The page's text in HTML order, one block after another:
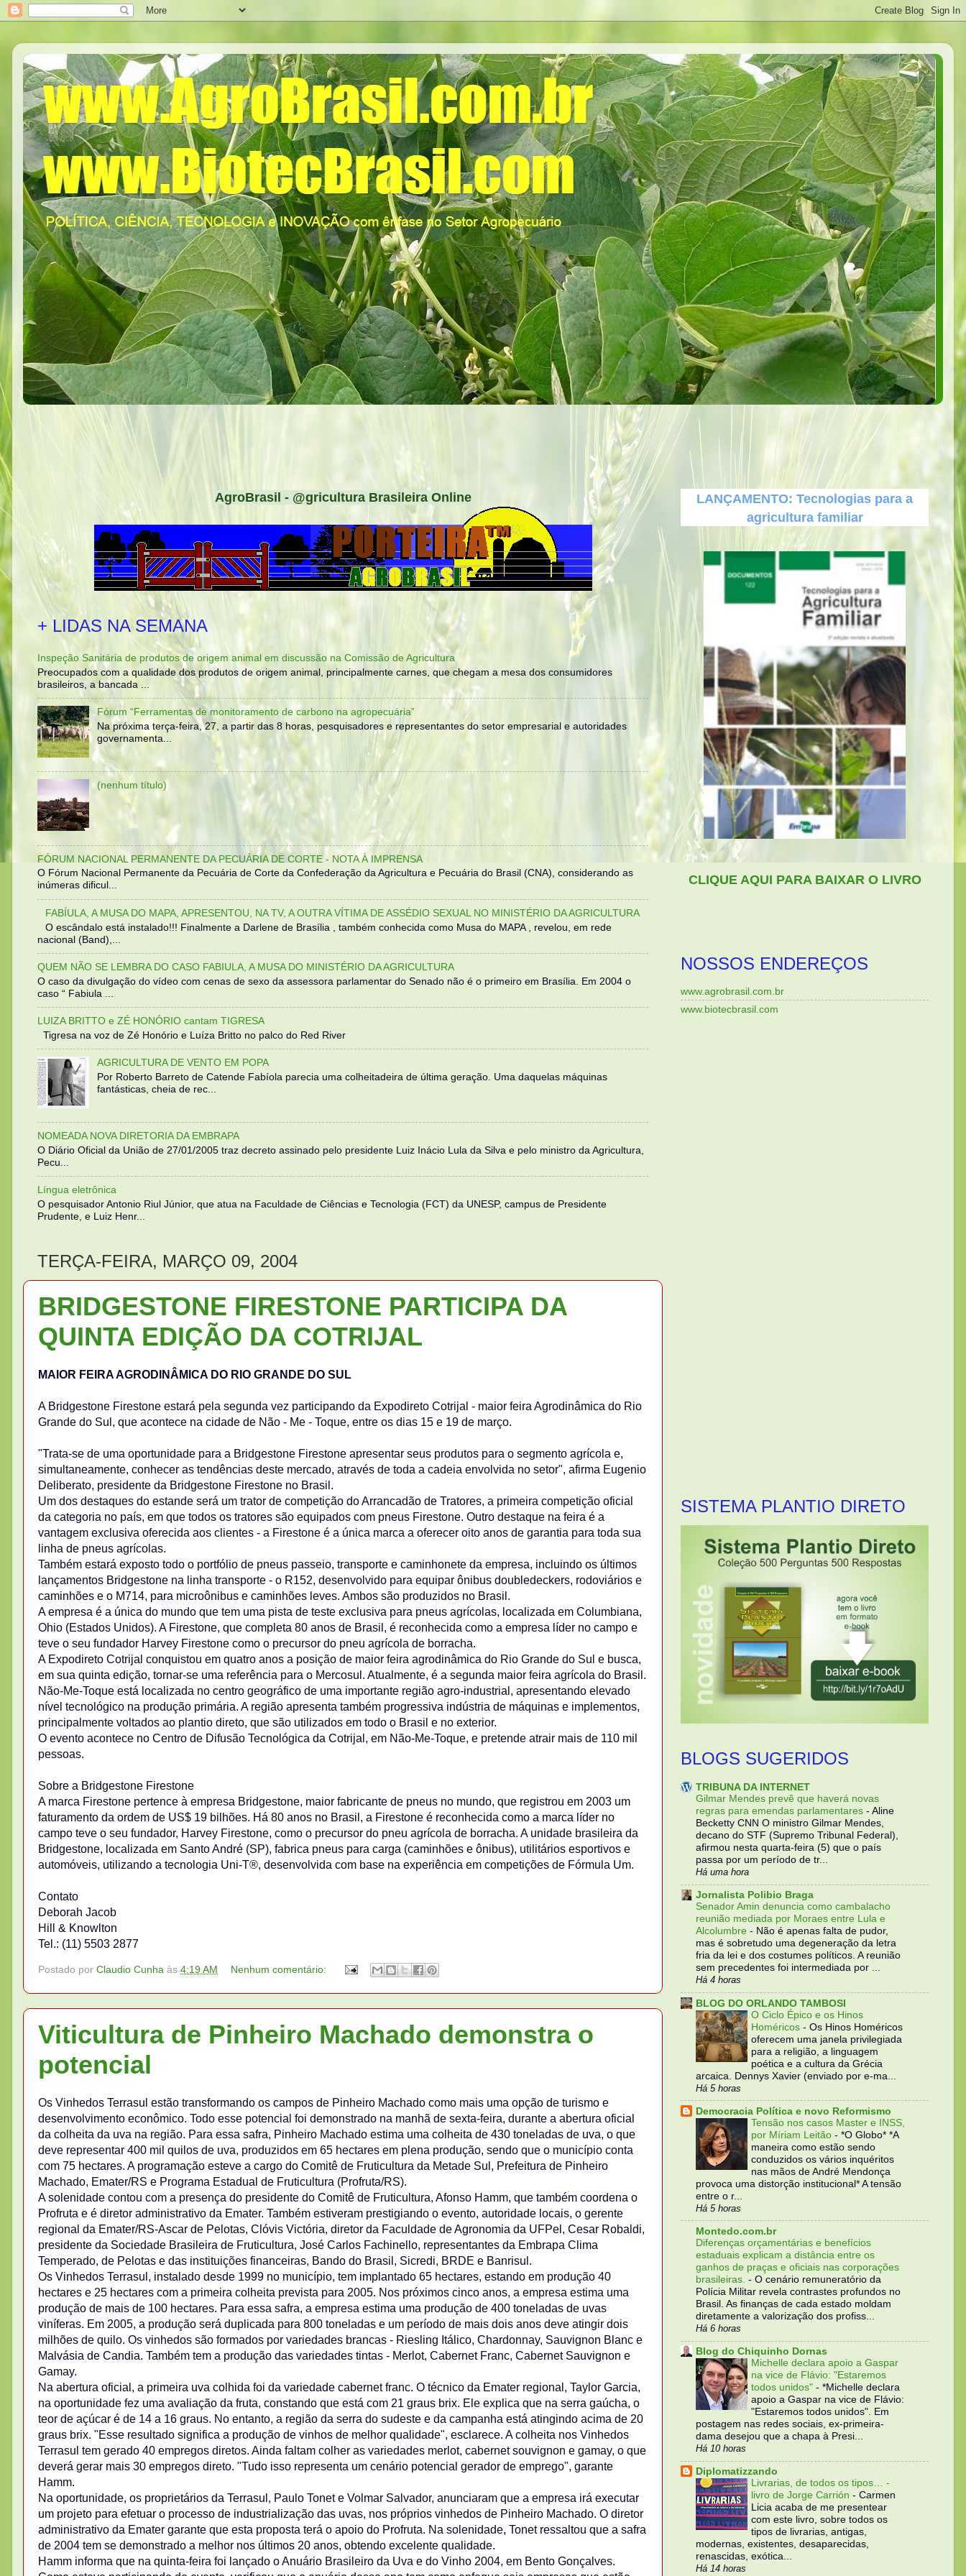
AgroBrasil - @gricultura Brasileira Online
+ LIDAS NA SEMANA
Inspeção Sanitária de produtos de origem animal em discussão na Comissão de Agricultura
Preocupados com a qualidade dos produtos de origem animal, principalmente carnes, que chegam a mesa dos consumidores
brasileiros, a bancada ...
Fórum “Ferramentas de monitoramento de carbono na agropecuária”
Na próxima terça-feira, 27, a partir das 8 horas, pesquisadores e representantes do setor empresarial e autoridades
governamenta...
(nenhum título)
FÓRUM NACIONAL PERMANENTE DA PECUÁRIA DE CORTE - NOTA À IMPRENSA
O Fórum Nacional Permanente da Pecuária de Corte da Confederação da Agricultura e Pecuária do Brasil (CNA), considerando as
inúmeras dificul...
FABÍULA, A MUSA DO MAPA, APRESENTOU, NA TV, A OUTRA VÍTIMA DE ASSÉDIO SEXUAL NO MINISTÉRIO DA AGRICULTURA
O escândalo está instalado!!! Finalmente a Darlene de Brasília , também conhecida como Musa do MAPA , revelou, em rede
nacional (Band),...
QUEM NÃO SE LEMBRA DO CASO FABIULA, A MUSA DO MINISTÉRIO DA AGRICULTURA
O caso da divulgação do vídeo com cenas de sexo da assessora parlamentar do Senado não é o primeiro em Brasília. Em 2004 o
caso “ Fabiula ...
LUIZA BRITTO e ZÉ HONÓRIO cantam TIGRESA
Tigresa na voz de Zé Honório e Luíza Britto no palco do Red River
AGRICULTURA DE VENTO EM POPA
Por Roberto Barreto de Catende Fabíola parecia uma colheitadeira de última geração. Uma daquelas máquinas
fantásticas, cheia de rec...
NOMEADA NOVA DIRETORIA DA EMBRAPA
O Diário Oficial da União de 27/01/2005 traz decreto assinado pelo presidente Luiz Inácio Lula da Silva e pelo ministro da Agricultura,
Pecu...
Língua eletrônica
O pesquisador Antonio Riul Júnior, que atua na Faculdade de Ciências e Tecnologia (FCT) da UNESP, campus de Presidente
Prudente, e Luiz Henr...
TERÇA-FEIRA, MARÇO 09, 2004
BRIDGESTONE FIRESTONE PARTICIPA DA
QUINTA EDIÇÃO DA COTRIJAL
MAIOR FEIRA AGRODINÂMICA DO RIO GRANDE DO SUL
A Bridgestone Firestone estará pela segunda vez participando da Expodireto Cotrijal - maior feira Agrodinâmica do Rio
Grande do Sul, que acontece na cidade de Não - Me - Toque, entre os dias 15 e 19 de março.
"Trata-se de uma oportunidade para a Bridgestone Firestone apresentar seus produtos para o segmento agrícola e,
simultaneamente, conhecer as tendências deste mercado, através de toda a cadeia envolvida no setor", afirma Eugenio
Deliberato, presidente da Bridgestone Firestone no Brasil.
Um dos destaques do estande será um trator de competição do Arrancadão de Tratores, a primeira competição oficial
da categoria no país, em que todos os tratores são equipados com pneus Firestone. Outro destaque na feira é a
vantagem exclusiva oferecida aos clientes - a Firestone é a única marca a oferecer oito anos de garantia para toda sua
linha de pneus agrícolas.
Também estará exposto todo o portfólio de pneus passeio, transporte e caminhonete da empresa, incluindo os últimos
lançamentos Bridgestone na linha transporte - o R152, desenvolvido para equipar ônibus doubledeckers, rodoviários e
caminhões e o M714, para microônibus e caminhões leves. Ambos são produzidos no Brasil.
A empresa é a única do mundo que tem uma pista de teste exclusiva para pneus agrícolas, localizada em Columbiana,
Ohio (Estados Unidos). A Firestone, que completa 80 anos de Brasil, é reconhecida como a empresa líder no campo e
teve o seu fundador Harvey Firestone como o precursor do pneu agrícola de borracha.
A Expodireto Cotrijal conquistou em quatro anos a posição de maior feira agrodinâmica do Rio Grande do Sul e busca,
em sua quinta edição, tornar-se uma referência para o Mercosul. Atualmente, é a segunda maior feira agrícola do Brasil.
Não-Me-Toque está localizada no centro geográfico de uma importante região agro-industrial, apresentando elevado
nível tecnológico na produção primária. A região apresenta também progressiva indústria de máquinas e implementos,
principalmente voltados ao plantio direto, que são utilizados em todo o Brasil e no exterior.
O evento acontece no Centro de Difusão Tecnológica da Cotrijal, em Não-Me-Toque, e pretende atrair mais de 110 mil
pessoas.
Sobre a Bridgestone Firestone
A marca Firestone pertence à empresa Bridgestone, maior fabricante de pneus no mundo, que registrou em 2003 um
faturamento da ordem de US$ 19 bilhões. Há 80 anos no Brasil, a Firestone é reconhecida como a marca líder no
campo teve o seu fundador, Harvey Firestone, como o precursor do pneu agrícola de borracha. A unidade brasileira da
Bridgestone, localizada em Santo André (SP), fabrica pneus para carga (caminhões e ônibus), utilitários esportivos e
automóveis, utilizando a tecnologia Uni-T®, desenvolvida com base na experiência em competições de Fórmula Um.
Contato
Deborah Jacob
Hill & Knowlton
Tel.: (11) 5503 2877
Postado por Claudio Cunha às 4:19 AM Nenhum comentário:
Viticultura de Pinheiro Machado demonstra o
potencial
Os Vinhedos Terrasul estão transformando os campos de Pinheiro Machado como mais uma opção de turismo e
desenvolvimento econômico. Todo esse potencial foi demonstrado na manhã de sexta-feira, durante a abertura oficial
da colheita da uva na região. Para essa safra, Pinheiro Machado estima uma colheita de 430 toneladas de uva, o que
deve representar 400 mil quilos de uva, produzidos em 65 hectares em plena produção, sendo que o município conta
com 75 hectares. A programação esteve a cargo do Comitê de Fruticultura da Metade Sul, Prefeitura de Pinheiro
Machado, Emater/RS e Programa Estadual de Fruticultura (Profruta/RS).
A solenidade contou com a presença do presidente do Comitê de Fruticultura, Afonso Hamm, que também coordena o
Profruta e é diretor administrativo da Emater. Também estiveram prestigiando o evento, autoridade locais, o gerente
regional da Emater/RS-Ascar de Pelotas, Clóvis Victória, diretor da Faculdade de Agronomia da UFPel, Cesar Robaldi,
presidente da Sociedade Brasileira de Fruticultura, José Carlos Fachinello, representantes da Embrapa Clima
Temperado, de Pelotas e das instituições financeiras, Bando do Brasil, Sicredi, BRDE e Banrisul.
Os Vinhedos Terrasul, instalado desde 1999 no município, tem implantado 65 hectares, estando em produção 40
hectares e 25 hectares com a primeira colheita prevista para 2005. Nos próximos cinco anos, a empresa estima uma
produção de mais de 100 hectares. Para essa safra, a empresa estima uma produção de 400 toneladas de uvas
viníferas. Em 2005, a produção será duplicada para 800 toneladas e um período de mais dois anos deve atingir dois
milhões de quilo. Os vinhedos são formados por variedades brancas - Riesling Itálico, Chardonnay, Sauvignon Blanc e
Malvásia de Candia. Também tem a produção das variedades tintas - Merlot, Cabernet Franc, Cabernet Sauvignon e
Gamay.
Na abertura oficial, a primeira uva colhida foi da variedade cabernet franc. O técnico da Emater regional, Taylor Garcia,
na oportunidade fez uma avaliação da fruta, constando que está com 21 graus brix. Ele explica que na serra gaúcha, o
teor de açúcar é de 14 a 16 graus. No entanto, a região da serra do sudeste e da campanha está atingindo acima de 20
graus brix. "Esse resultado significa a produção de vinhos de melhor qualidade", esclarece. A colheita nos Vinhedos
Terrasul tem gerado 40 empregos diretos. Ainda faltam colher as variedades merlot, cabernet souvignon e gamay, o que
deverá gerar mais 30 empregos direto. "Tudo isso representa um cenário potencial gerador de emprego", garante
Hamm.
Na oportunidade, os proprietários da Terrasul, Paulo Tonet e Volmar Salvador, anunciaram que a empresa irá executar
um projeto para efetuar o processo de industrialização das uvas, nos próprios vinhedos de Pinheiro Machado. O diretor
administrativo da Emater garante que esta proposta terá o apoio do Profruta. Na solenidade, Tonet ressaltou que a safra
de 2004 tem se demonstrado a melhor nos últimos 20 anos, obtendo excelente qualidade.
Hamm informa que na quinta-feira foi lançado o Anuário Brasileiro da Uva e do Vinho 2004, em Bento Gonçalves.
LANÇAMENTO: Tecnologias para a
agricultura familiar
CLIQUE AQUI PARA BAIXAR O LIVRO
NOSSOS ENDEREÇOS
www.agrobrasil.com.br
www.biotecbrasil.com
SISTEMA PLANTIO DIRETO
BLOGS SUGERIDOS
TRIBUNA DA INTERNET
Gilmar Mendes prevê que haverá novas
regras para emendas parlamentares - Aline
Becketty CNN O ministro Gilmar Mendes,
decano do STF (Supremo Tribunal Federal),
afirmou nesta quarta-feira (5) que o país
passa por um período de tr...
Há uma hora
Jornalista Polibio Braga
Senador Amin denuncia como cambalacho
reunião mediada por Moraes entre Lula e
Alcolumbre - Não é apenas falta de pudor,
mas é sobretudo uma degeneração da letra
fria da lei e dos costumes políticos. A reunião
sem precedentes foi intermediada por ...
Há 4 horas
BLOG DO ORLANDO TAMBOSI
O Ciclo Épico e os Hinos
Homéricos - Os Hinos Homéricos
oferecem uma janela privilegiada
para a religião, a linguagem
poética e a cultura da Grécia
arcaica. Dennys Xavier (enviado por e-ma...
Há 5 horas
Democracia Política e novo Reformismo
Tensão nos casos Master e INSS,
por Míriam Leitão - *O Globo* *A
maneira como estão sendo
conduzidos os vários inquéritos
nas mãos de André Mendonça
provoca uma distorção institucional* A tensão
entre o r...
Há 5 horas
Montedo.com.br
Diferenças orçamentárias e benefícios
estaduais explicam a distância entre os
ganhos de praças e oficiais nas corporações
brasileiras. - O cenário remuneratório da
Polícia Militar revela contrastes profundos no
Brasil. As finanças de cada estado moldam
diretamente a valorização dos profiss...
Há 6 horas
Blog do Chiquinho Dornas
Michelle declara apoio a Gaspar
na vice de Flávio: "Estaremos
todos unidos" - *Michelle declara
apoio a Gaspar na vice de Flávio:
"Estaremos todos unidos". Em
postagem nas redes sociais, ex-primeira-
dama desejou que a chapa à Presi...
Há 10 horas
Diplomatizzando
Livrarias, de todos os tipos… -
livro de Jorge Carrión - Carmen
Licia acaba de me presentear
com este livro, sobre todos os
tipos de livrarias, antigas,
modernas, existentes, desaparecidas,
renascidas, exótica...
Há 14 horas